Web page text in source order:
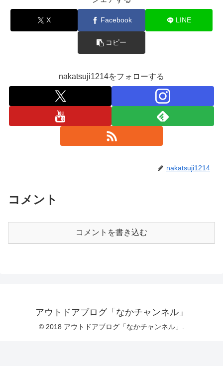
X Facebook LINE
コピー
nakatsuji1214をフォローする
nakatsuji1214
コメント
コメントを書き込む
アウトドアブログ「なかチャンネル」
© 2018 アウトドアブログ「なかチャンネル」.